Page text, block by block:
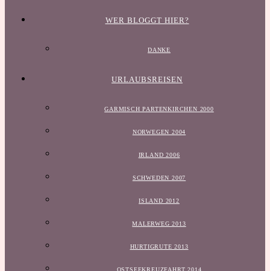
WER BLOGGT HIER?
DANKE
URLAUBSREISEN
GARMISCH PARTENKIRCHEN 2000
NORWEGEN 2004
IRLAND 2006
SCHWEDEN 2007
ISLAND 2012
MALERWEG 2013
HURTIGRUTE 2013
OSTSEEKREUZFAHRT 2014